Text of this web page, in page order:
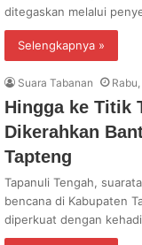
ditegaskan melalui
Selengkapnya »
Suara Tabanan
Hingga ke Titik
Dikerahkan
Tapteng
Tapanuli Tengah,
bencana di Kabupaten
diperkuat dengan